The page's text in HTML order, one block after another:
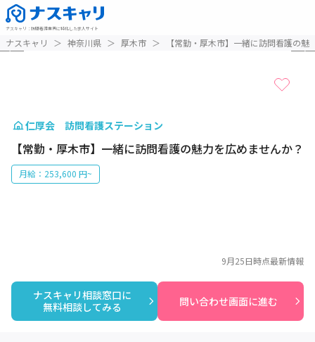
ナスキャリ ： 訪問看護業界に特化した求人サイト
ナスキャリ ＞ 神奈川県 ＞ 厚木市 ＞ 【常勤・厚木市】一緒に訪問看護の魅
仁厚会 訪問看護ステーション
【常勤・厚木市】一緒に訪問看護の魅力を広めませんか？
月給：253,600 円~
ナスキャリ相談窓口に
無料相談してみる
問い合わせ画面に進む
9月25日時点最新情報